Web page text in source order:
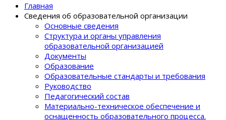
Главная
Сведения об образовательной организации
Основные сведения
Структура и органы управления
образовательной организацией
Документы
Образование
Образовательные стандарты и требования
Руководство
Педагогический состав
Материально-техническое обеспечение и
оснащенность образовательного процеcса.